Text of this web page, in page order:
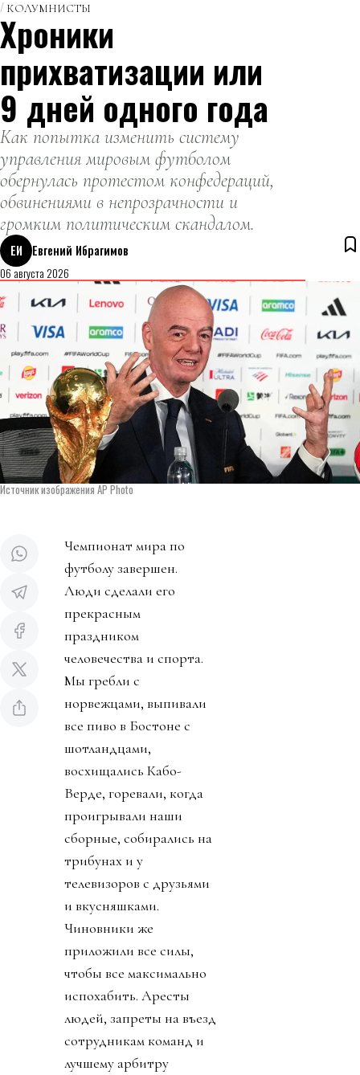
КОЛУМНИСТЫ
Хроники
прихватизации или
9 дней одного года
Как попытка изменить систему
управления мировым футболом
обернулась протестом конфедераций,
обвинениями в непрозрачности и
громким политическим скандалом.
ЕИ
Евгений Ибрагимов
06 августа 2026
Источник изображения AP Photo
Чемпионат мира по
футболу завершен.
Люди сделали его
прекрасным
праздником
человечества и спорта.
Мы гребли с
норвежцами, выпивали
все пиво в Бостоне с
шотландцами,
восхищались Кабо-
Верде, горевали, когда
проигрывали наши
сборные, собирались на
трибунах и у
телевизоров с друзьями
и вкусняшками.
Чиновники же
приложили все силы,
чтобы все максимально
испохабить. Аресты
людей, запреты на въезд
сотрудникам команд и
лучшему арбитру